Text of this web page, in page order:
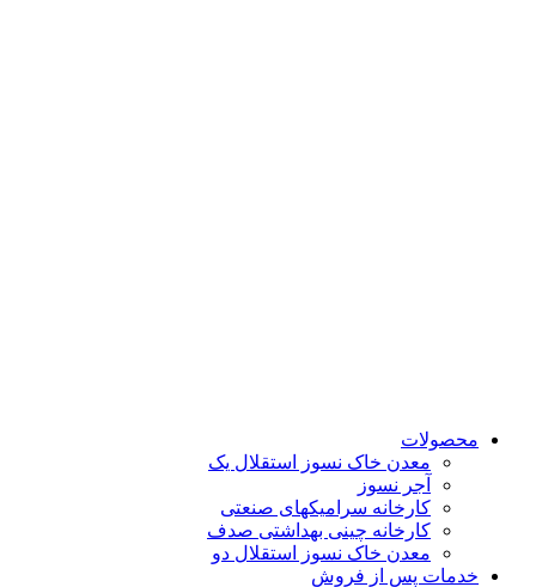
محصولات
معدن خاک نسوز استقلال یک
آجر نسوز
کارخانه سرامیکهای صنعتی
کارخانه چینی بهداشتی صدف
معدن خاک نسوز استقلال دو
خدمات پس از فروش